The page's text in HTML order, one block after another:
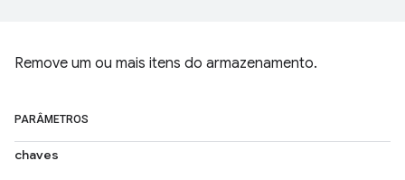
Remove um ou mais itens do armazenamento.
PARÂMETROS
chaves